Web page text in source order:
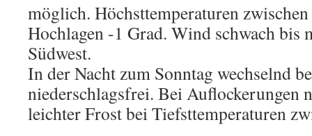
möglich. Höchsttemperaturen
Hochlagen -1 Grad. Wind schwach bis
Südwest.
In der Nacht zum Sonntag wechselnd
niederschlagsfrei. Bei Auflockerungen
leichter Frost bei Tiefsttemperaturen